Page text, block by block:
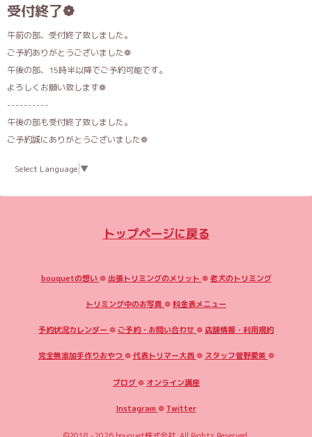
受付終了❁
午前の部、受付終了致しました。
ご予約ありがとうございました❁
午後の部、15時半以降でご予約可能です。
よろしくお願い致します❁
----------
午後の部も受付終了致しました。
ご予約誠にありがとうございました❁
Select Language ▼
トップページに戻る
bouquetの想い ❁ 出張トリミングのメリット ❁老犬のトリミング
トリミング中のお写真 ❁料金表メニュー
予約状況カレンダー ❁ ご予約・お問い合わせ ❁ 店舗情報・利用規約
完全無添加手作りおやつ ❁代表トリマー大西❁ スタッフ菅野愛美 ❁
ブログ❁ オンライン講座
Instagram ❁Twitter